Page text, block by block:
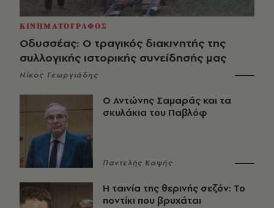
ΚΙΝΗΜΑΤΟΓΡΑΦΟΣ
Οδυσσέας: Ο τραγικός διακινητής της
συλλογικής ιστορικής συνείδησής μας
Νίκος Γεωργιάδης
Ο Αντώνης Σαμαράς και τα
σκυλάκια του Παβλόφ
Παντελής Καψής
Η ταινία της θερινής σεζόν: Το
ποντίκι που βρυχάται